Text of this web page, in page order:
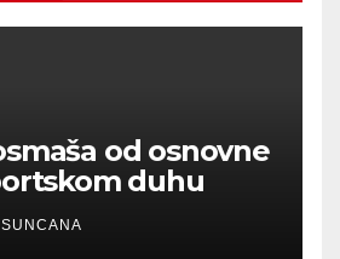
od osnovne
duhu
SUNCANA